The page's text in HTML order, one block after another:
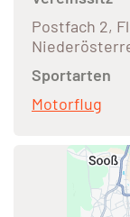
Postfach 2,
Sportarten
Motorflug